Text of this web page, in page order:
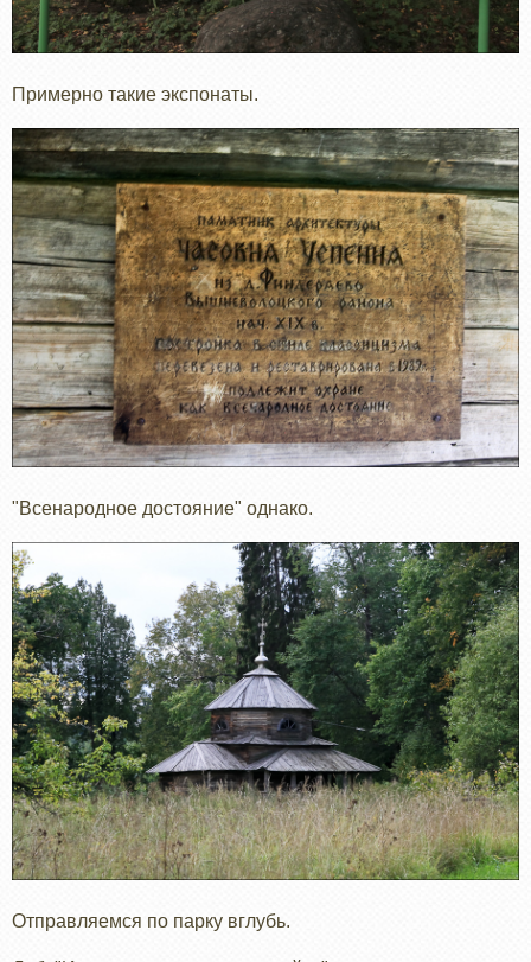
Примерно такие экспонаты.
"Всенародное достояние" однако.
Отправляемся по парку вглубь.